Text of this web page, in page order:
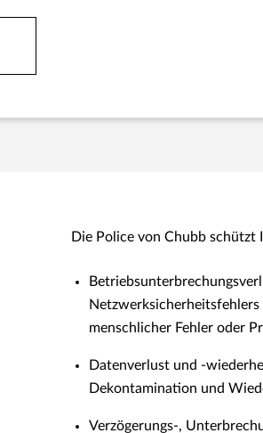
Die Police von Chubb
menschlicher Fehler oder
Datenverlust und -
Dekontamination und
Verzögerungs-,